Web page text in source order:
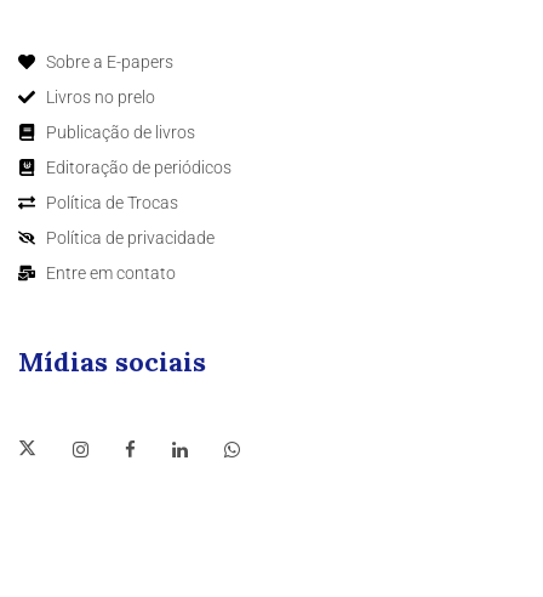
Sobre a E-papers
Livros no prelo
Publicação de livros
Editoração de periódicos
Política de Trocas
Política de privacidade
Entre em contato
Mídias sociais